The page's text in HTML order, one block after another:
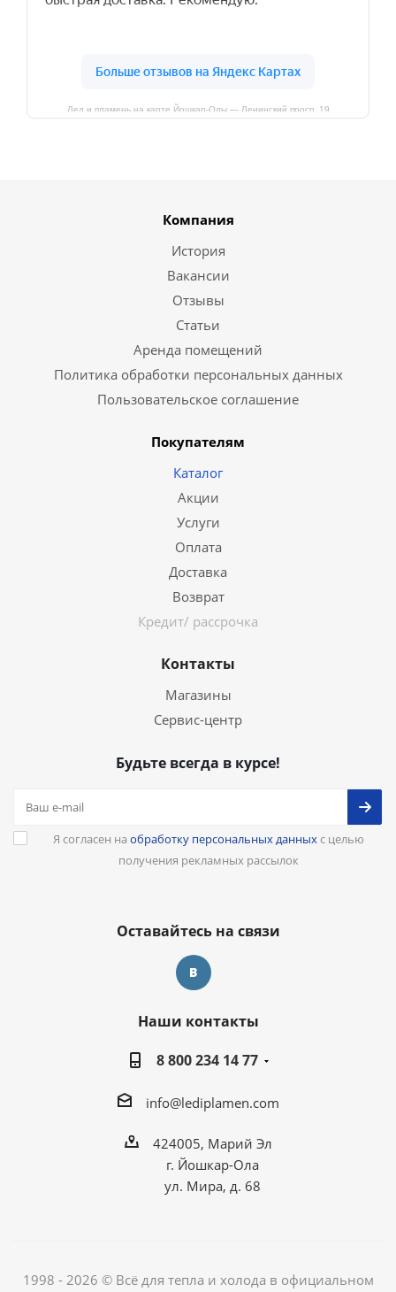
Лед и пламень на карте Йошкар‑Олы — Ленинский просп.,19
Компания
История
Вакансии
Отзывы
Статьи
Аренда помещений
Политика обработки персональных данных
Пользовательское соглашение
Покупателям
Каталог
Акции
Услуги
Оплата
Доставка
Возврат
Кредит/ рассрочка
Контакты
Магазины
Сервис-центр
Будьте всегда в курсе!
Я согласен на обработку персональных данныхс целью
получения рекламных рассылок
Оставайтесь на связи
Наши контакты
8 800 234 14 77
info@lediplamen.com
424005, Марий Эл
г. Йошкар-Ола
ул. Мира, д. 68
1998 - 2026 © Всё для тепла и холода в официальном